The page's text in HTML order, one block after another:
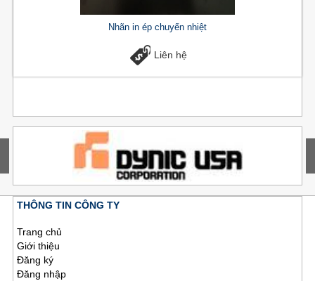
Nhãn in ép chuyển nhiệt
Liên hệ
THÔNG TIN CÔNG TY
Trang chủ
Giới thiệu
Đăng ký
Đăng nhập